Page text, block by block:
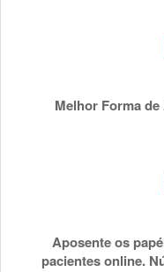
Melhor Forma
Aposente os
pacientes online.